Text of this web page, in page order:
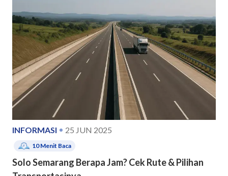
INFORMASI 25 JUN 2025
10Menit Baca
Solo Semarang Berapa Jam? Cek Rute & Pilihan